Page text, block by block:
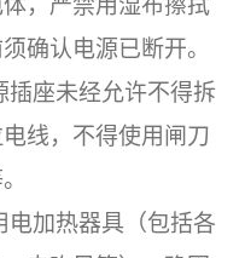
，严禁用湿布擦拭
确认电源已断开。
插座未经允许不得拆
线，不得使用闸刀
电加热器具（包括各